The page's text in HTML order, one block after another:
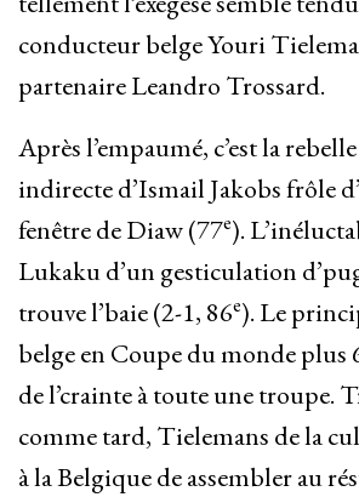
conducteur belge Youri
partenaire Leandro Trossard.
Après l’empaumé, c’est la
indirecte d’Ismail Jakobs frôle
fenêtre de Diaw (77e).
Lukaku d’un gesticulation
trouve l’baie (2-1, 86e). Le
belge en Coupe du monde plus
de l’crainte à toute une troupe.
comme tard, Tielemans de la
à la Belgique de assembler au